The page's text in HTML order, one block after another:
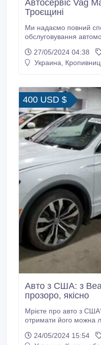
Автосервіс Vag
Троєщині
Ми надаємо повний
обслуговування
Працюємо з
якісними замінниками Наш Автосервіс надає такі
27/05/2024 04:38
Украина,
400 USD $
Авто з США: з
прозоро, якісно
Мрієте про авто з
отримати його можна легко, доступно
придбання авто з США! Ми пропонуємо
24/05/2024 15:54